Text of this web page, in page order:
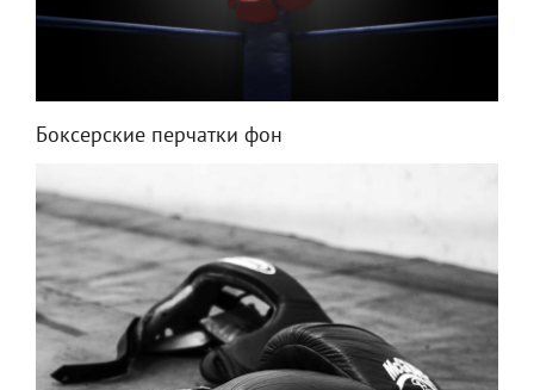
Боксерские перчатки фон